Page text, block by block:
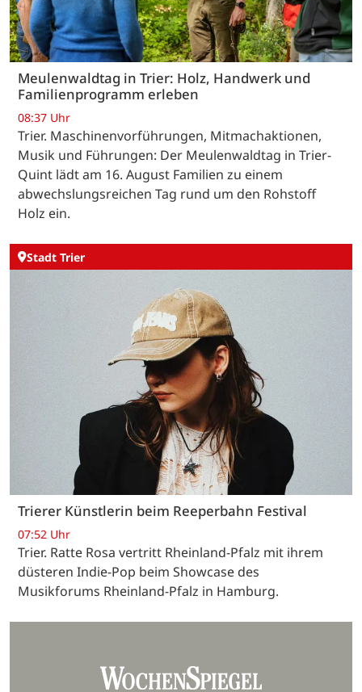
Meulenwaldtag in Trier: Holz, Handwerk und
Familienprogramm erleben
08:37 Uhr
Trier. Maschinenvorführungen, Mitmachaktionen,
Musik und Führungen: Der Meulenwaldtag in Trier-
Quint lädt am 16. August Familien zu einem
abwechslungsreichen Tag rund um den Rohstoff
Holz ein.
Stadt Trier
Trierer Künstlerin beim Reeperbahn Festival
07:52 Uhr
Trier. Ratte Rosa vertritt Rheinland-Pfalz mit ihrem
düsteren Indie-Pop beim Showcase des
Musikforums Rheinland-Pfalz in Hamburg.